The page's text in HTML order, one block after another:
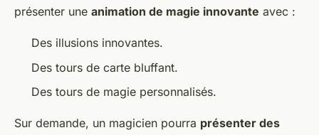
présenter une animation de magie innovante avec :
Des illusions innovantes.
Des tours de carte bluffant.
Des tours de magie personnalisés.
Sur demande, un magicien pourra présenter des